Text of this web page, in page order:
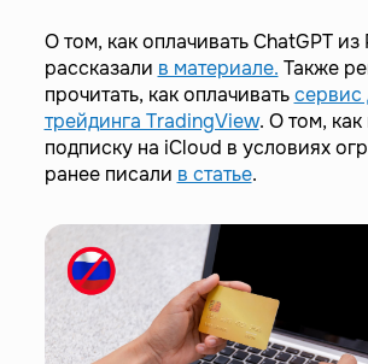
О том, как оплачивать ChatGPT
рассказали в материале. Также
прочитать, как оплачиватьсервис
трейдинга TradingView. О том, как
подписку на iCloud в условиях
ранее писали в статье.